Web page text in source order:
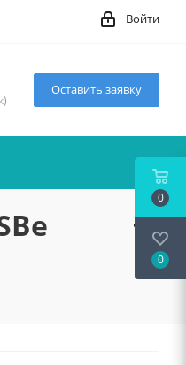
Войти
Оставить заявку
0
0